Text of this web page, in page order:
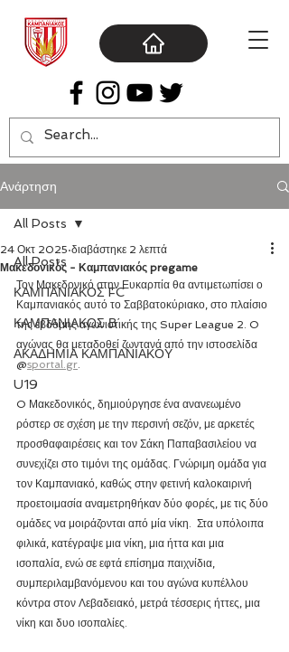
Ανάρτηση
All Posts
ΚΑΜΠΑΝΙΑΚΟΣ FC
ΚΑΜΠΑΝΙΑΚΟΣ Β΄
ΑΚΑΔΗΜΙΑ ΚΑΜΠΑΝΙΑΚΟΥ
U19
All Posts
Μακεδονικός - Καμπανιακός pregame
24 Οκτ 2025 διαβάστηκε 2 λεπτά
Τον Μακεδονικό στην Ευκαρπία θα αντιμετωπίσει ο
Καμπανιακός αυτό το Σαββατοκύριακο, στο πλαίσιο
της εβδόμης αγωνιστικής της Super League 2. O
αγώνας θα μεταδοθεί ζωντανά από την ιστοσελίδα
@sportal.gr.
O Μακεδονικός, δημιούργησε ένα ανανεωμένο
ρόστερ σε σχέση με την περσινή σεζόν, με αρκετές
προσθαφαιρέσεις και τον Σάκη Παπαβασιλείου να
συνεχίζει στο τιμόνι της ομάδας. Γνώριμη ομάδα για
τον Καμπανιακό, καθώς στην φετινή καλοκαιρινή
προετοιμασία αναμετρηθήκαν δύο φορές, με τις δύο
ομάδες να μοιράζονται από μία νίκη.  Στα υπόλοιπα
φιλικά, κατέγραψε μια νίκη, μια ήττα και μια
ισοπαλία, ενώ σε εφτά επίσημα παιχνίδια,
συμπεριλαμβανόμενου και του αγώνα κυπέλλου
κόντρα στον Λεβαδειακό, μετρά τέσσερις ήττες, μια
νίκη και δυο ισοπαλίες.